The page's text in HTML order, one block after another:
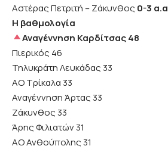
Αστέρας Πετριτή – Ζάκυνθος 0-3 α.α
Η βαθμολογία
Αναγέννηση Καρδίτσας 48
Πιερικός 46
Τηλυκράτη Λευκάδας 33
ΑΟ Τρίκαλα 33
Αναγέννηση Άρτας 33
Ζάκυνθος 33
Άρης Φιλιατών 31
ΑΟ Ανθούπολης 31